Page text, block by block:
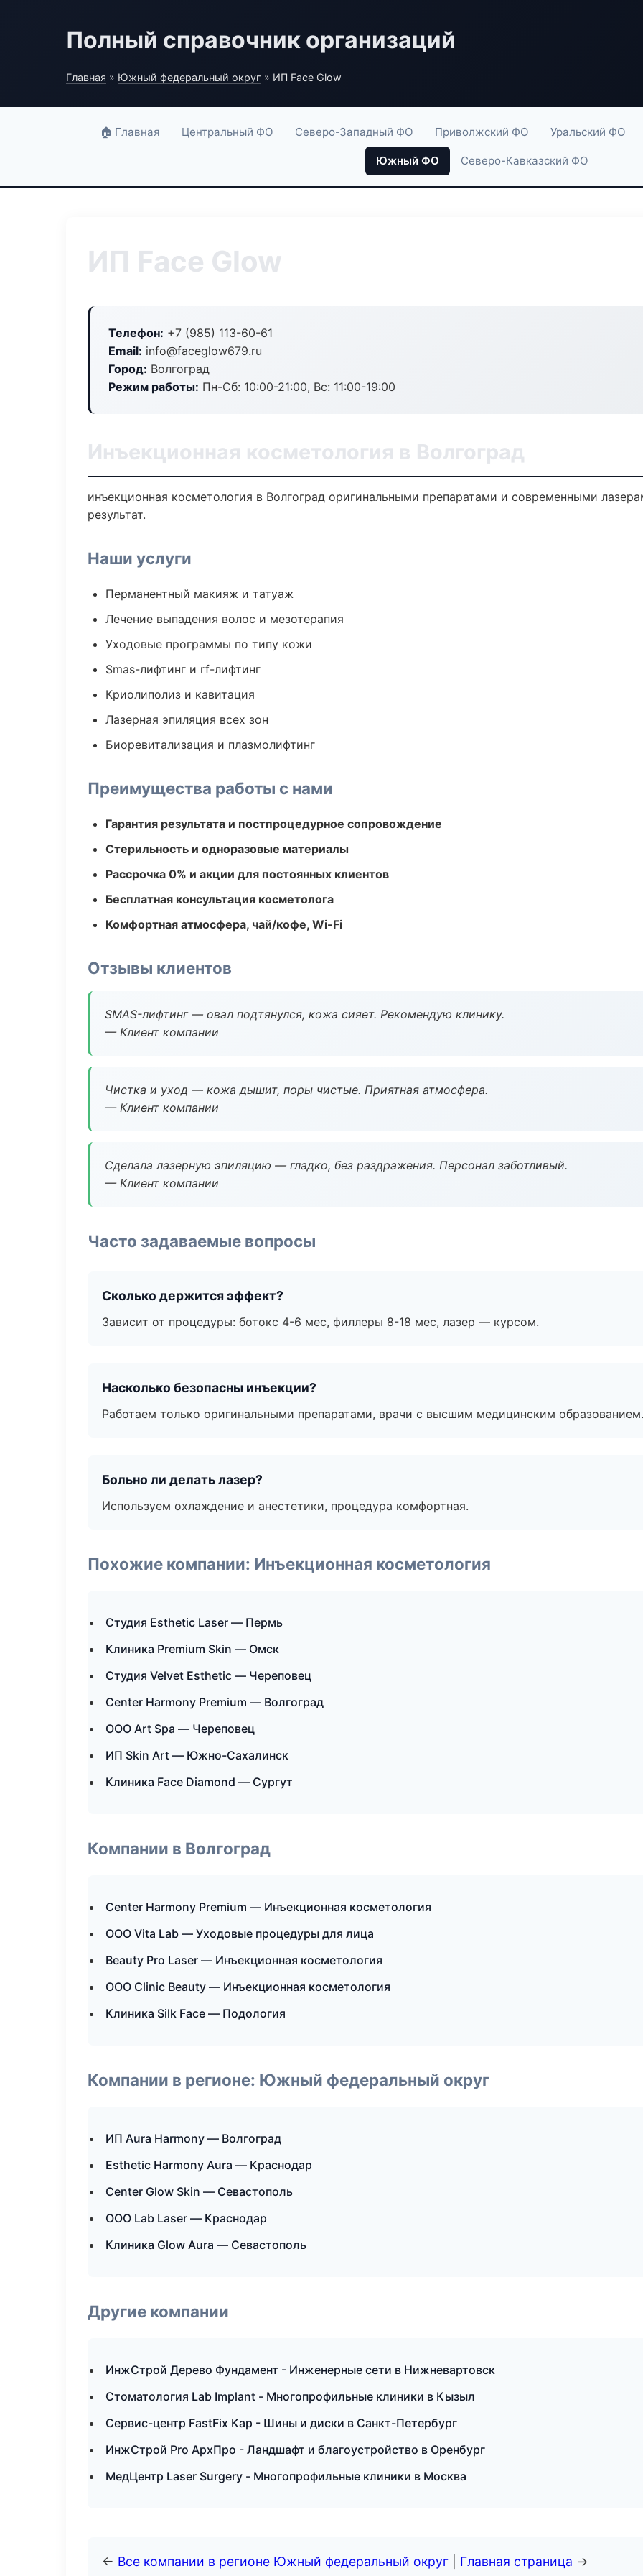
Полный справочник организаций
Главная » Южный федеральный округ » ИП Face Glow
🏠 Главная Центральный ФО Северо-Западный ФО Приволжский ФО Уральский ФО
Южный ФО Северо-Кавказский ФО
ИП Face Glow
Телефон: +7 (985) 113-60-61
Email: info@faceglow679.ru
Город: Волгоград
Режим работы: Пн-Сб: 10:00-21:00, Вс: 11:00-19:00
Инъекционная косметология в Волгоград
инъекционная косметология в Волгоград оригинальными препаратами и современными
результат.
Наши услуги
Перманентный макияж и татуаж
Лечение выпадения волос и мезотерапия
Уходовые программы по типу кожи
Smas-лифтинг и rf-лифтинг
Криолиполиз и кавитация
Лазерная эпиляция всех зон
Биоревитализация и плазмолифтинг
Преимущества работы с нами
Гарантия результата и постпроцедурное сопровождение
Стерильность и одноразовые материалы
Рассрочка 0% и акции для постоянных клиентов
Бесплатная консультация косметолога
Комфортная атмосфера, чай/кофе, Wi-Fi
Отзывы клиентов
SMAS-лифтинг — овал подтянулся, кожа сияет. Рекомендую клинику.
— Клиент компании
Чистка и уход — кожа дышит, поры чистые. Приятная атмосфера.
— Клиент компании
Сделала лазерную эпиляцию — гладко, без раздражения. Персонал заботливый.
— Клиент компании
Часто задаваемые вопросы
Сколько держится эффект?
Зависит от процедуры: ботокс 4-6 мес, филлеры 8-18 мес, лазер — курсом.
Насколько безопасны инъекции?
Работаем только оригинальными препаратами, врачи с высшим медицинским образованием.
Больно ли делать лазер?
Используем охлаждение и анестетики, процедура комфортная.
Похожие компании: Инъекционная косметология
Студия Esthetic Laser — Пермь
Клиника Premium Skin — Омск
Студия Velvet Esthetic — Череповец
Center Harmony Premium — Волгоград
ООО Art Spa — Череповец
ИП Skin Art — Южно-Сахалинск
Клиника Face Diamond — Сургут
Компании в Волгоград
Center Harmony Premium — Инъекционная косметология
ООО Vita Lab — Уходовые процедуры для лица
Beauty Pro Laser — Инъекционная косметология
ООО Clinic Beauty — Инъекционная косметология
Клиника Silk Face — Подология
Компании в регионе: Южный федеральный округ
ИП Aura Harmony — Волгоград
Esthetic Harmony Aura — Краснодар
Center Glow Skin — Севастополь
ООО Lab Laser — Краснодар
Клиника Glow Aura — Севастополь
Другие компании
ИнжСтрой Дерево Фундамент - Инженерные сети в Нижневартовск
Стоматология Lab Implant - Многопрофильные клиники в Кызыл
Сервис-центр FastFix Кар - Шины и диски в Санкт-Петербург
ИнжСтрой Pro АрхПро - Ландшафт и благоустройство в Оренбург
МедЦентр Laser Surgery - Многопрофильные клиники в Москва
← Все компании в регионе Южный федеральный округ Главная страница →